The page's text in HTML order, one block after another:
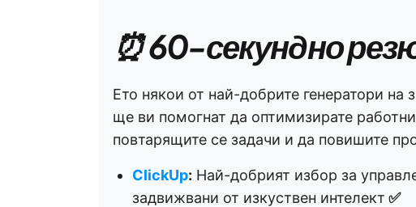
⏰ 60-секундно
Ето някои от най-добрите генератори на
ще ви помогнат да оптимизирате
повтарящите се задачи и да повишите
ClickUp: Най-добрият избор за
задвижвани от изкуствен интелект ✅